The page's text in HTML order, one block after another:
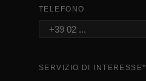
TELEFONO
SERVIZIO DI INTERESSE*